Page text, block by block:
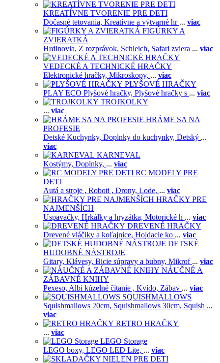
KREATÍVNE TVORENIE PRE DETI
Dočasné tetovania, Kreatívne a výtvarné hr ... viac
FIGÚRKY A
ZVIERATKÁ
Hrdinovia, Z rozprávok, Schleich, Safari zviera ... viac
VEDECKÉ A TECHNICKÉ HRAČKY
Elektronické hračky, Mikroskopy, ... viac
PLYŠOVÉ HRAČKY
PLAY ECO Plyšové hračky, Plyšové hračky s ... viac
TROJKOLKY
... viac
HRÁME SA NA
PROFESIE
Detské Kuchynky, Doplnky do kuchynky, Detský ...
viac
KARNEVAL
Kostýmy, Doplnky, ... viac
RC MODELY PRE
DETI
Autá a stroje , Roboti , Drony, Lode, ... viac
HRAČKY PRE
NAJMENŠÍCH
Uspavačky, Hrkálky a hryzátka, Motorické h ... viac
DREVENÉ HRAČKY
Drevené vláčiky a koľajnice, Hojdacie ko ... viac
DETSKÉ
HUDOBNÉ NÁSTROJE
Gitary, Klávesy, Bicie súpravy a bubny, Mikrof ... viac
NÁUČNÉ A
ZÁBAVNÉ KNIHY
Pexeso, Albi kúzelné čítanie , Kvído, Zábav ... viac
SQUISHMALLOWS
Squishmallows 20cm, Squishmallows 30cm, Squish ...
viac
RETRO HRAČKY
... viac
LEGO Storage
LEGO boxy, LEGO LED Lite, ... viac